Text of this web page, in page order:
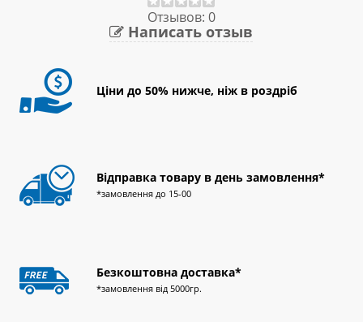
Отзывов: 0
Написать отзыв
Ціни до 50% нижче, ніж в роздріб
Відправка товару в день замовлення*
*замовлення до 15-00
Безкоштовна доставка*
*замовлення від 5000гр.